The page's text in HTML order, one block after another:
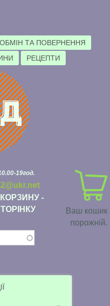
ОБМІН ТА ПОВЕРНЕННЯ
РЕЦЕПТИ
Ваш кошик
порожній.
19год.
-